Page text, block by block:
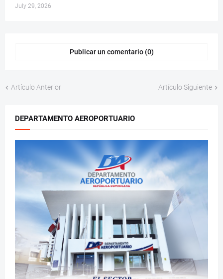
July 29, 2026
Publicar un comentario (0)
Artículo Anterior Artículo Siguiente
DEPARTAMENTO AEROPORTUARIO